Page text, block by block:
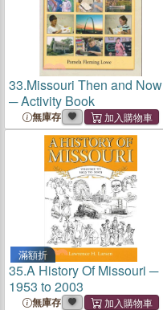
33.Missouri Then and Now
─ Activity Book
無庫存
滿額折
35.A History Of Missouri ─
1953 to 2003
無庫存